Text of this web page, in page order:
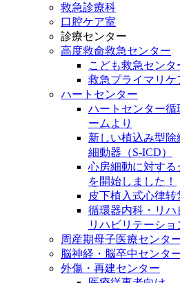
救急診療科
口腔ケア室
診療センター
高度救命救急センター
こども救急センタ
救急プライマリケ
ハートセンター
ハートセンター
ームより
新しい植込み型
細動器（S-ICD）
心房細動に対す
を開始しました！
皮下植入式心律转
循環器内科・リ
リハビリテーショ
周産期母子医療センタ
脳神経・脳卒中センタ
外傷・再建センター